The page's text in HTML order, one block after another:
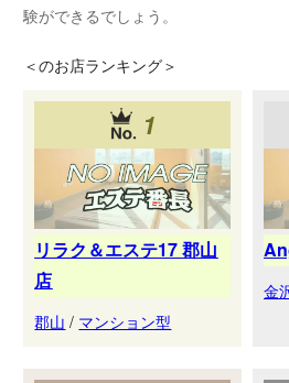
験ができるでしょう。
＜のお店ランキング＞
1
リラク＆エステ17 郡山
店
郡山 / マンション型
金